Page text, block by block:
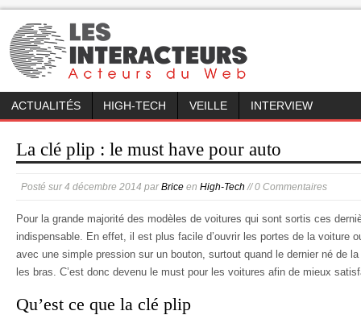
ACTUALITÉS HIGH-TECH VEILLE INTERVIEW
La clé plip : le must have pour auto
Posté sur4 décembre 2014 parBrice en High-Tech // 0 Commentaires
Pour la grande majorité des modèles de voitures qui sont sortis ces
indispensable. En effet, il est plus facile d’ouvrir les portes de la voiture
avec une simple pression sur un bouton, surtout quand le dernier né de
les bras. C’est donc devenu le must pour les voitures afin de mieux
Qu’est ce que la clé plip